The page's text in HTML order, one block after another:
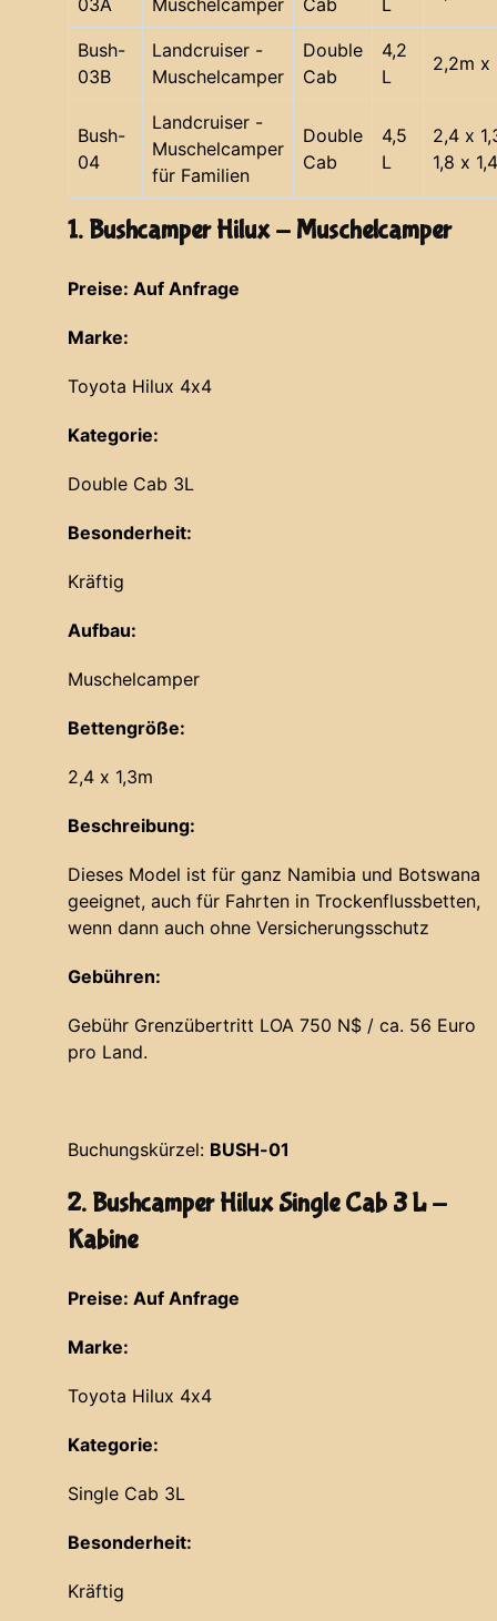
03A Muschelcamper Cab L
Bush-
03B
Landcruiser -
Muschelcamper
Double
Cab
4,2
L
2,2m x
Bush-
04
Landcruiser -
Muschelcamper
für Familien
Double
Cab
4,5
L
2,4 x
1,8 x
1. Bushcamper Hilux - Muschelcamper
Preise: Auf Anfrage
Marke:
Toyota Hilux 4x4
Kategorie:
Double Cab 3L
Besonderheit:
Kräftig
Aufbau:
Muschelcamper
Bettengröße:
2,4 x 1,3m
Beschreibung:
Dieses Model ist für ganz Namibia und Botswana
geeignet, auch für Fahrten in Trockenflussbetten,
wenn dann auch ohne Versicherungsschutz
Gebühren:
Gebühr Grenzübertritt LOA 750 N$ / ca. 56 Euro
pro Land.
Buchungskürzel: BUSH-01
2. Bushcamper Hilux Single Cab 3 L -
Kabine
Preise: Auf Anfrage
Marke:
Toyota Hilux 4x4
Kategorie:
Single Cab 3L
Besonderheit:
Kräftig